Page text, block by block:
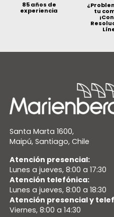
85 años de
experiencia tu
Santa Marta 1600,
Maipú, Santiago, Chile
Atención presencial:
Lunes a jueves, 8:00 a 17:30
Atención telefónica:
Lunes a jueves, 8:00 a 18:30
Atención presencial y
Viernes, 8:00 a 14:30